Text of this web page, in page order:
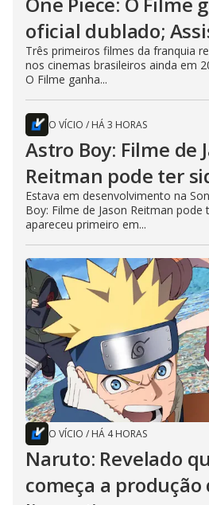
oficial dublado;
Três primeiros filmes da franquia
nos cinemas brasileiros ainda em
O Filme ganha...
O VÍCIO / HÁ 3 HORAS
Astro Boy: Filme de
Reitman pode ter
Estava em desenvolvimento na
Boy: Filme de Jason Reitman pode
apareceu primeiro em...
O VÍCIO / HÁ 4 HORAS
Naruto: Revelado
começa a